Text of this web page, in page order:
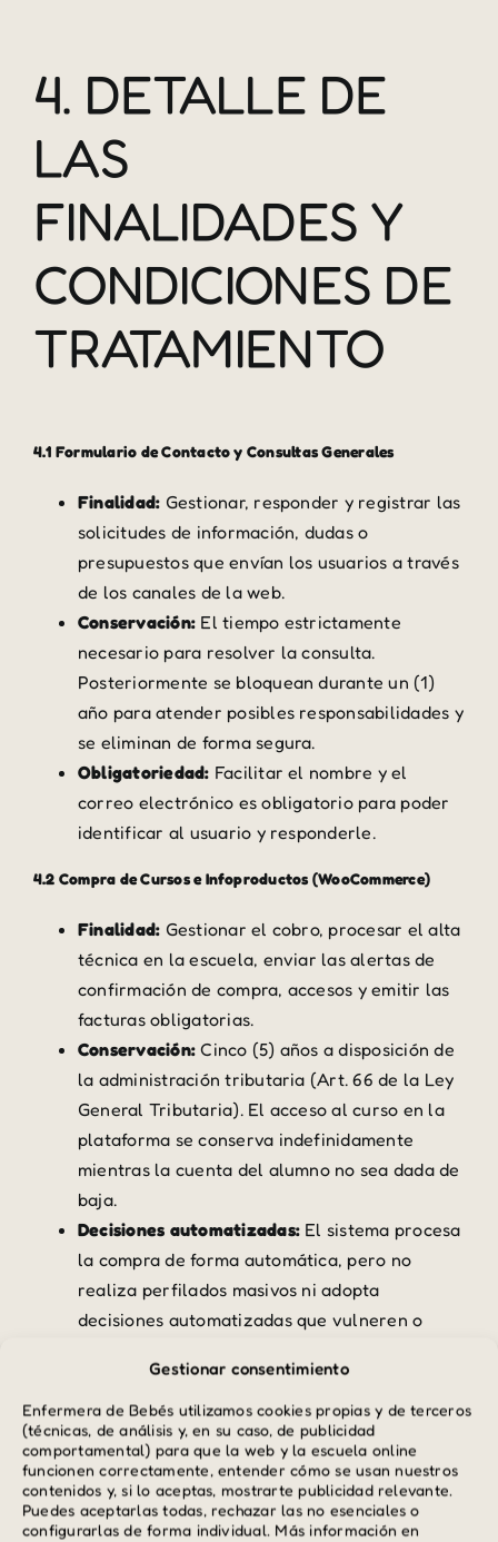
Gestionar consentimiento
Enfermera de Bebés utilizamos cookies propias y de terceros
(técnicas, de análisis y, en su caso, de publicidad
comportamental) para que la web y la escuela online
funcionen correctamente, entender cómo se usan nuestros
contenidos y, si lo aceptas, mostrarte publicidad relevante.
Puedes aceptarlas todas, rechazar las no esenciales o
configurarlas de forma individual. Más información en
4. DETALLE DE
LAS
FINALIDADES Y
CONDICIONES DE
TRATAMIENTO
4.1 Formulario de Contacto y Consultas Generales
Finalidad: Gestionar, responder y registrar las
solicitudes de información, dudas o
presupuestos que envían los usuarios a través
de los canales de la web.
Conservación: El tiempo estrictamente
necesario para resolver la consulta.
Posteriormente se bloquean durante un (1)
año para atender posibles responsabilidades y
se eliminan de forma segura.
Obligatoriedad: Facilitar el nombre y el
correo electrónico es obligatorio para poder
identificar al usuario y responderle.
4.2 Compra de Cursos e Infoproductos (WooCommerce)
Finalidad: Gestionar el cobro, procesar el alta
técnica en la escuela, enviar las alertas de
confirmación de compra, accesos y emitir las
facturas obligatorias.
Conservación: Cinco (5) años a disposición de
la administración tributaria (Art. 66 de la Ley
General Tributaria). El acceso al curso en la
plataforma se conserva indefinidamente
mientras la cuenta del alumno no sea dada de
baja.
Decisiones automatizadas: El sistema procesa
la compra de forma automática, pero no
realiza perfilados masivos ni adopta
decisiones automatizadas que vulneren o
Finalidad:Envío por correo electrónico de
novedades, artículos educativos sobre
crianza, promociones, lanzamientos y
consejos útiles deEnfermera de Bebés